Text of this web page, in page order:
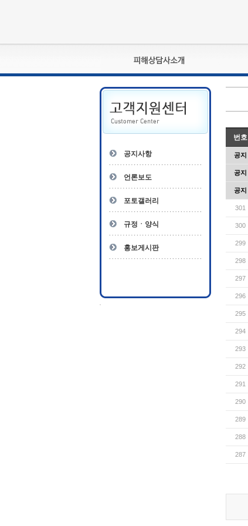
피해상담사란?
자격관리규정
상담사 자격증 확인
- 피해상담사 1급
- 전문수련감독자
- 전문수련기관
공지사항
언론보도
포토갤러리
규정ㆍ양식
홍보게시판
번호
공지
공지
공지
301
300
299
298
297
296
295
294
293
292
291
290
289
288
287